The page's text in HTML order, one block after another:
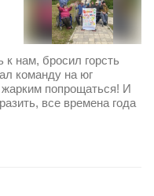
нам, бросил горсть
команду на юг
попрощаться! И
все времена года